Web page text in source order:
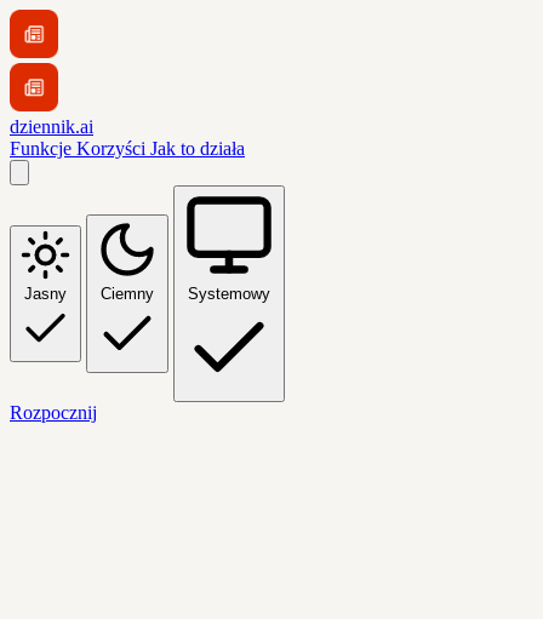
dziennik.ai
Funkcje Korzyści Jak to działa
Jasny Ciemny Systemowy
Rozpocznij